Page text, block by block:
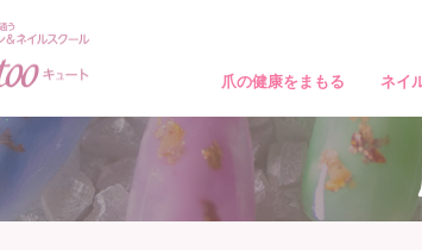
爪の健康をまもる ネイ